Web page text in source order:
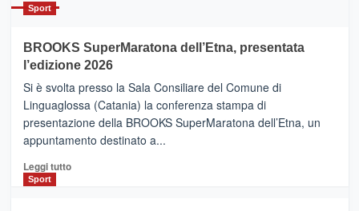
con
la
Al
via
i
collegamenti
Sport
BROOKS SuperMaratona dell’Etna, presentata
l’edizione 2026
Si è svolta presso la Sala Consiliare del Comune di
Linguaglossa (Catania) la conferenza stampa di
presentazione della BROOKS SuperMaratona dell’Etna, un
appuntamento destinato a...
Leggi tuttoLeggi
Sport